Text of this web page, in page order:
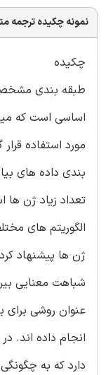
نمونه چکیده ترجمه
چکیده
طبقه بندی
اساسی است که
مورد استفاده
بندی داده های
تعداد زیاد ژن
الگوریتم های
ژن ها پیشنهاد
عنوان روشی
انجام داده اند.